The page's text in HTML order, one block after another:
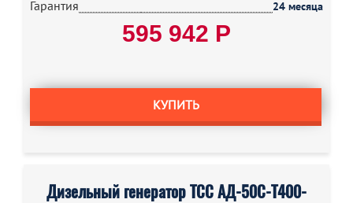
Гарантия 24 месяца
595 942 Р
КУПИТЬ
Дизельный генератор ТСС АД-50С-Т400-